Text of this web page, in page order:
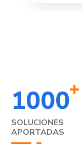
1000+
SOLUCIONES
APORTADAS